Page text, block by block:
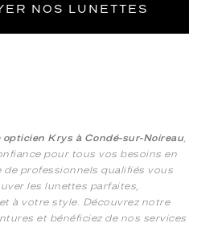
NOS LUNETTES
opticien Krys à Condé-sur-Noireau
pour tous vos besoins en
de professionnels qualifiés vous
les lunettes parfaites,
à votre style. Découvrez notre
et bénéficiez de nos services